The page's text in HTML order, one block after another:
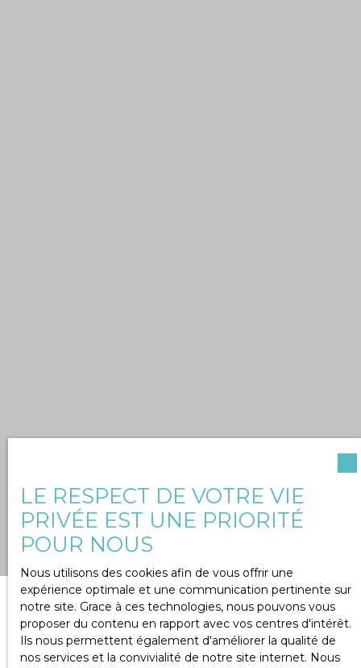
Contactez-nous !
LE RESPECT DE VOTRE VIE
PRIVÉE EST UNE PRIORITÉ
POUR NOUS
Nous utilisons des cookies afin de vous offrir une
expérience optimale et une communication pertinente sur
notre site. Grace à ces technologies, nous pouvons vous
proposer du contenu en rapport avec vos centres d'intérêt.
Ils nous permettent également d'améliorer la qualité de
nos services et la convivialité de notre site internet. Nous